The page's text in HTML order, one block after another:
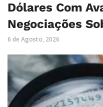
Dólares Com
Negociações
6 de Agosto, 2026